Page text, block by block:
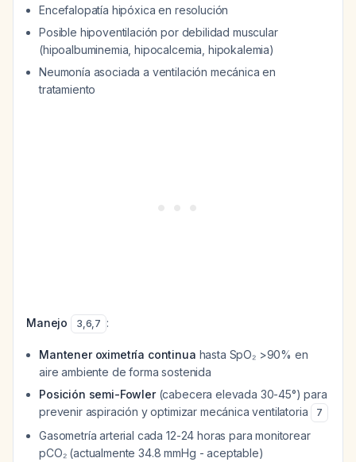
Encefalopatía hipóxica en resolución
Posible hipoventilación por debilidad muscular
(hipoalbuminemia, hipocalcemia, hipokalemia)
Neumonía asociada a ventilación mecánica en
tratamiento
Manejo 3,6,7 :
Mantener oximetría continua hasta SpO₂ >90% en
aire ambiente de forma sostenida
Posición semi-Fowler(cabecera elevada 30-45°) para
prevenir aspiración y optimizar mecánica ventilatoria
7
Gasometría arterial cada 12-24 horas para monitorear
pCO₂ (actualmente 34.8 mmHg - aceptable)